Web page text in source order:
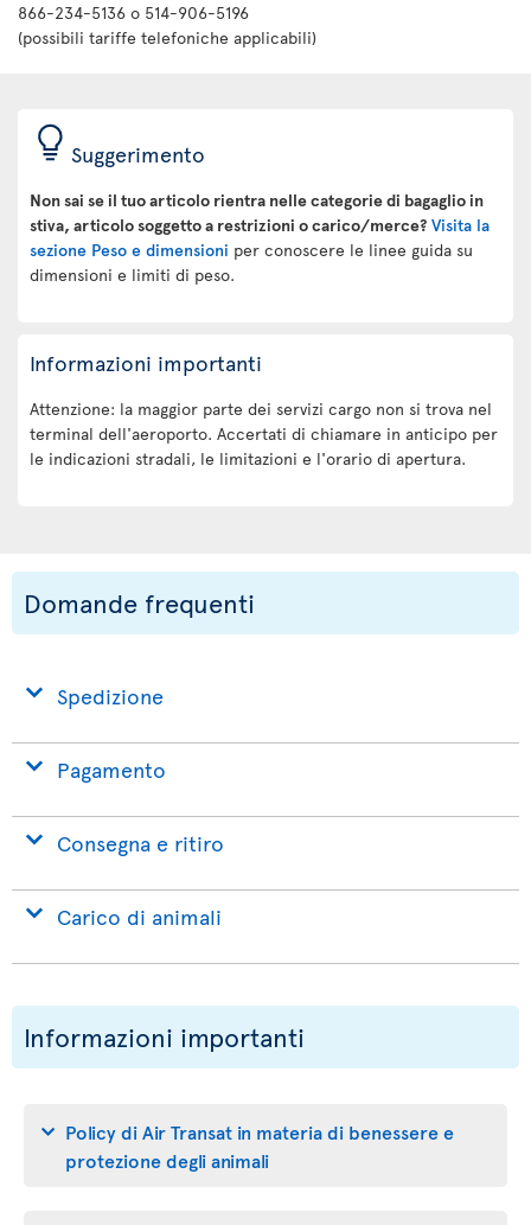
866-234-5136 o 514-906-5196
(possibili tariffe telefoniche applicabili)
Suggerimento
Non sai se il tuo articolo rientra nelle categorie di bagaglio in
stiva, articolo soggetto a restrizioni o carico/merce? Visita la
sezione Peso e dimensioni per conoscere le linee guida su
dimensioni e limiti di peso.
Informazioni importanti
Attenzione: la maggior parte dei servizi cargo non si trova nel
terminal dell'aeroporto. Accertati di chiamare in anticipo per
le indicazioni stradali, le limitazioni e l'orario di apertura.
Domande frequenti
Spedizione
Pagamento
Consegna e ritiro
Carico di animali
Informazioni importanti
Policy di Air Transat in materia di benessere e
protezione degli animali